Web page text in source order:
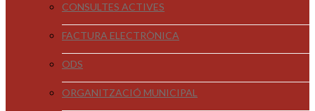
CONSULTES ACTIVES
FACTURA ELECTRÒNICA
ODS
ORGANITZACIÓ MUNICIPAL